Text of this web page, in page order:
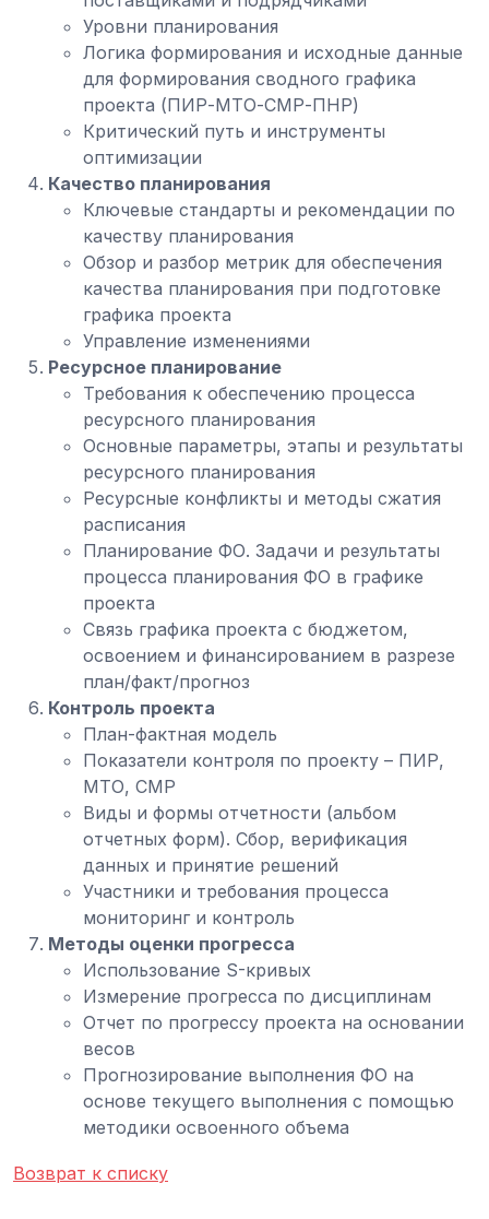
Уровни планирования
Логика формирования и исходные данные
для формирования сводного графика
проекта (ПИР-МТО-СМР-ПНР)
Критический путь и инструменты
оптимизации
Качество планирования
Ключевые стандарты и рекомендации по
качеству планирования
Обзор и разбор метрик для обеспечения
качества планирования при подготовке
графика проекта
Управление изменениями
Ресурсное планирование
Требования к обеспечению процесса
ресурсного планирования
Основные параметры, этапы и результаты
ресурсного планирования
Ресурсные конфликты и методы сжатия
расписания
Планирование ФО. Задачи и результаты
процесса планирования ФО в графике
проекта
Связь графика проекта с бюджетом,
освоением и финансированием в разрезе
план/факт/прогноз
Контроль проекта
План-фактная модель
Показатели контроля по проекту – ПИР,
МТО, СМР
Виды и формы отчетности (альбом
отчетных форм). Сбор, верификация
данных и принятие решений
Участники и требования процесса
мониторинг и контроль
Методы оценки прогресса
Использование S-кривых
Измерение прогресса по дисциплинам
Отчет по прогрессу проекта на основании
весов
Прогнозирование выполнения ФО на
основе текущего выполнения с помощью
методики освоенного объема
Возврат к списку